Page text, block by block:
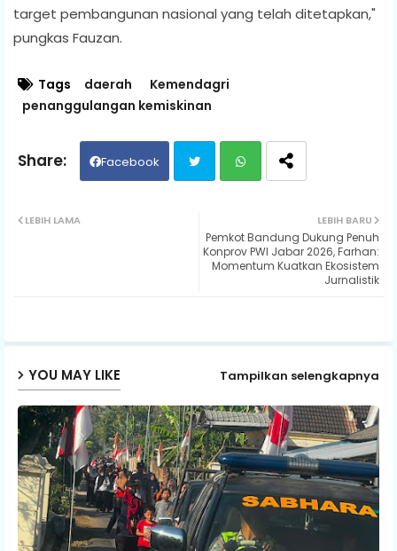
target pembangunan nasional yang telah ditetapkan,"
pungkas Fauzan.
Tags daerah
Kemendagri
penanggulangan kemiskinan
Facebook
ats
LEBIH BARU
Pemkot Bandung Dukung Penuh
Konprov PWI Jabar 2026, Farhan:
Momentum Kuatkan Ekosistem
Jurnalistik
LEBIH LAMA
YOU MAY LIKE Tampilkan selengkapnya